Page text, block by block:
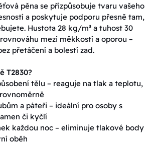
pěna se přizpůsobuje tvaru vašeho
a poskytuje podporu přesně tam,
Hustota 28 kg/m³ a tuhost 30
mezi měkkostí a oporou –
přetáčení a bolestí zad.
T2830?
tělu – reaguje na tlak a teplotu,
a páteři – ideální pro osoby s
či kyčlí
každou noc – eliminuje tlakové body
oběh